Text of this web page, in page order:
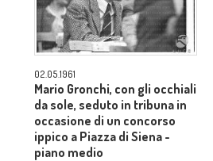
02.05.1961
Mario Gronchi, con gli occhiali
da sole, seduto in tribuna in
occasione di un concorso
ippico a Piazza di Siena -
piano medio